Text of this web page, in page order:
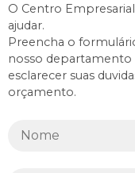
O Centro
ajudar.
Preencha o
nosso
esclarecer suas
orçamento.